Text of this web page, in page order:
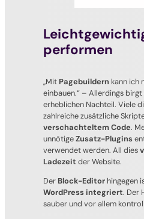
performen
„Mit Pagebuildern kann ich
einbauen.“ – Allerdings birgt
erheblichen Nachteil. Viele
zahlreiche zusätzliche
verschachteltem Code.
unnötigeZusatz-Plugins
verwendet werden. All dies
Ladezeit der Website.
Der Block-Editor hingegen
WordPress integriert. Der
sauber und vor allem